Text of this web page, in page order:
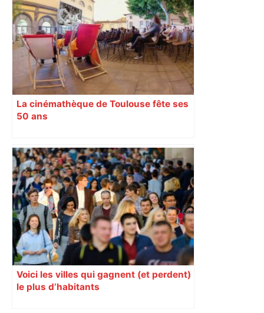
La cinémathèque de Toulouse fête ses
50 ans
Voici les villes qui gagnent (et perdent)
le plus d’habitants